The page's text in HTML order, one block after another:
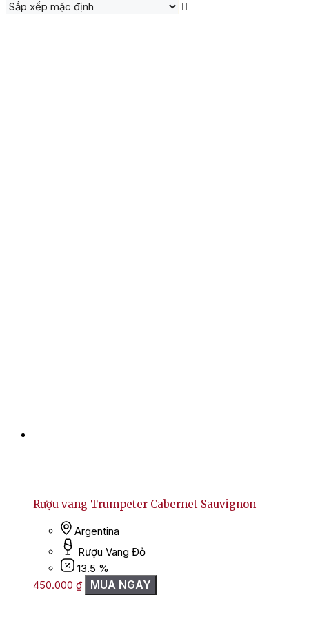
Rượu vang Trumpeter Cabernet Sauvignon
Argentina
Rượu Vang Đỏ
13.5 %
450.000 ₫ MUA NGAY